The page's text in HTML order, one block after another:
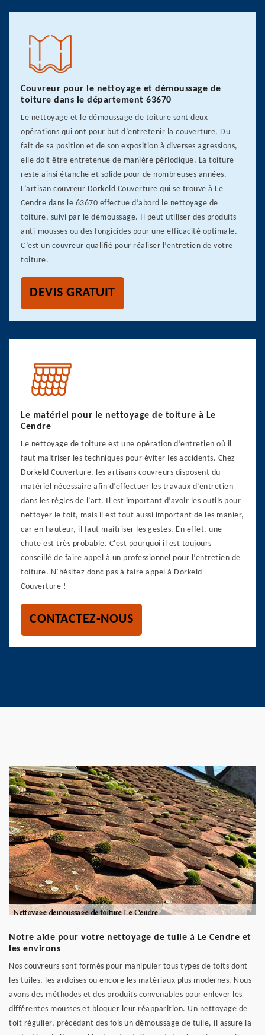
Couvreur pour le nettoyage et démoussage de
toiture dans le département 63670
Le nettoyage et le démoussage de toiture sont deux
opérations qui ont pour but d’entretenir la couverture. Du
fait de sa position et de son exposition à diverses agressions,
elle doit être entretenue de manière périodique. La toiture
reste ainsi étanche et solide pour de nombreuses années.
L’artisan couvreur Dorkeld Couverture qui se trouve à Le
Cendre dans le 63670 effectue d’abord le nettoyage de
toiture, suivi par le démoussage. Il peut utiliser des produits
anti-mousses ou des fongicides pour une efficacité optimale.
C’est un couvreur qualifié pour réaliser l’entretien de votre
toiture.
DEVIS GRATUIT
Le matériel pour le nettoyage de toiture à Le
Cendre
Le nettoyage de toiture est une opération d’entretien où il
faut maitriser les techniques pour éviter les accidents. Chez
Dorkeld Couverture, les artisans couvreurs disposent du
matériel nécessaire afin d’effectuer les travaux d’entretien
dans les règles de l’art. Il est important d’avoir les outils pour
nettoyer le toit, mais il est tout aussi important de les manier,
car en hauteur, il faut maitriser les gestes. En effet, une
chute est très probable. C'est pourquoi il est toujours
conseillé de faire appel à un professionnel pour l’entretien de
toiture. N’hésitez donc pas à faire appel à Dorkeld
Couverture !
CONTACTEZ-NOUS
Notre aide pour votre nettoyage de tuile à Le Cendre et
les environs
Nos couvreurs sont formés pour manipuler tous types de toits dont
les tuiles, les ardoises ou encore les matériaux plus modernes. Nous
avons des méthodes et des produits convenables pour enlever les
différentes mousses et bloquer leur réapparition. Un nettoyage de
toit régulier, précédant des fois un démoussage de tuile, il assure la